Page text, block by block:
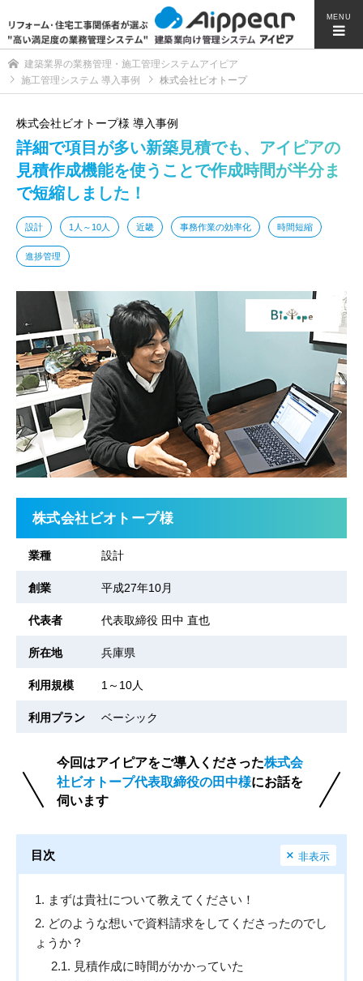
MENU
建築業界の業務管理・施工管理システムアイピア
施工管理システム 導入事例
株式会社ビオトープ
株式会社ビオトープ様 導入事例
詳細で項目が多い新築見積でも、アイピアの
見積作成機能を使うことで作成時間が半分ま
で短縮しました！
設計 1人～10人 近畿 事務作業の効率化 時間短縮
進捗管理
株式会社ビオトープ様
業種 設計
創業 平成27年10月
代表者 代表取締役 田中 直也
所在地 兵庫県
利用規模 1～10人
利用プラン ベーシック
今回はアイピアをご導入くださった株式会
社ビオトープ代表取締役の田中様にお話を
伺います
目次 非表示
1
まずは貴社について教えてください！
2 どのような想いで資料請求をしてくださったのでし
ょうか？
2.1
見積作成に時間がかかっていた